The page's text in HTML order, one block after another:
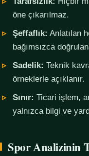
öne çıkarılmaz.
Şeffaflık: Anlatılan
bağımsızca
Sadelik: Teknik
örneklerle açıklanır.
Sınır: Ticari işlem,
yalnızca bilgi ve
Spor Analizinin